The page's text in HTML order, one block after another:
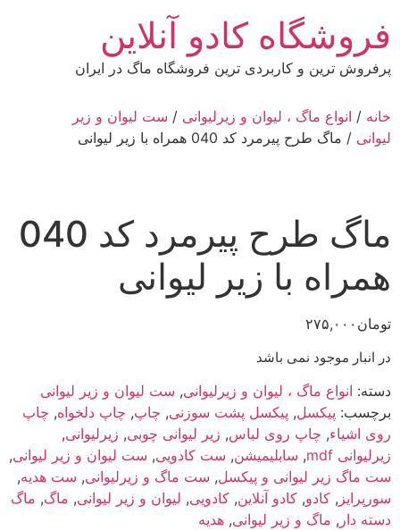
محتوا
فروشگاه کادو آنلاین
پرفروش ترین و کاربردی ترین فروشگاه ماگ در ایران
خانه / انواع ماگ ، لیوان و زیرلیوانی / ست لیوان و زیر
لیوانی / ماگ طرح پیرمرد کد 040 همراه با زیر لیوانی
ماگ طرح پیرمرد کد 040
همراه با زیر لیوانی
تومان ۲۷۵,۰۰۰
در انبار موجود نمی باشد
دسته: انواع ماگ ، لیوان و زیرلیوانی, ست لیوان و زیر لیوانی
برچسب: پیکسل, پیکسل پشت سوزنی, چاپ, چاپ دلخواه, چاپ
روی اشیاء, چاپ روی لباس, زیر لیوانی چوبی, زیرلیوانی,
زیرلیوانی mdf
, سابلیمیشن, ست کادویی, ست لیوان و زیر لیوانی,
ست ماگ زیر لیوانی و پیکسل, ست ماگ و زیرلیوانی, ست هدیه,
سورپرایز , کادو, کادو آنلاین, کادویی, لیوان و زیر لیوانی, ماگ, ماگ
دسته دار , ماگ و زیر لیوانی, هدیه